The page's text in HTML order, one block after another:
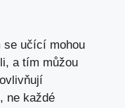
se učící mohou
a tím ‌můžou
ne každé